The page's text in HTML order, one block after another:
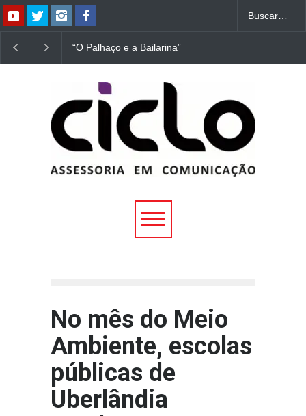
“O Palhaço e a Bailarina”
estreia hoje (1º) em
Uberlândia
Uberlândia
No mês do Meio
Ambiente, escolas
públicas de
Uberlândia